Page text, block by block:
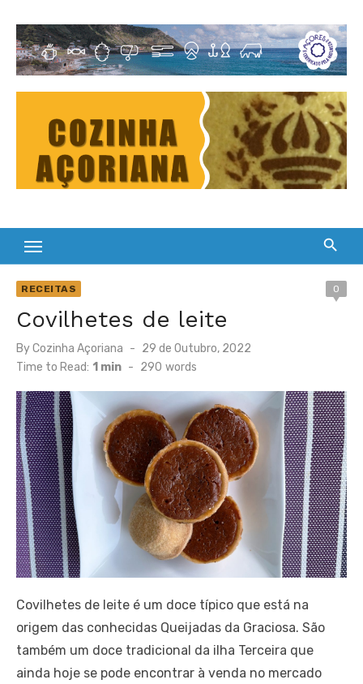
content
Cultura Gastronómica dos Açores
RECEITAS 0
Covilhetes de leite
ByCozinha Açoriana
Posted
on
29 de Outubro, 2022
Time to Read: 1 min - 290 words
Covilhetes de leite é um doce típico que está na
origem das conhecidas Queijadas da Graciosa. São
também um doce tradicional da ilha Terceira que
ainda hoje se pode encontrar à venda no mercado